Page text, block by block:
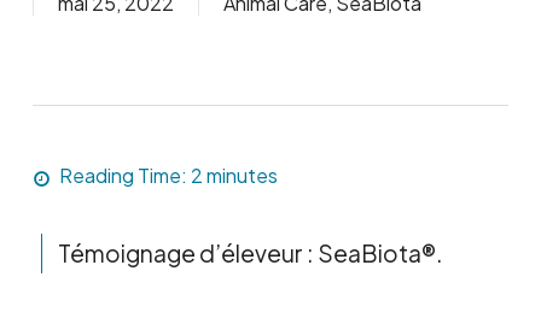
Reading Time: 2minutes
Témoignage d’éleveur : SeaBiota®.